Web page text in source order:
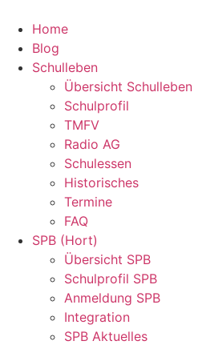
Inhalt
springen
Home
Blog
Schulleben
Übersicht Schulleben
Schulprofil
TMFV
Radio AG
Schulessen
Historisches
Termine
FAQ
SPB (Hort)
Übersicht SPB
Schulprofil SPB
Anmeldung SPB
Integration
SPB Aktuelles